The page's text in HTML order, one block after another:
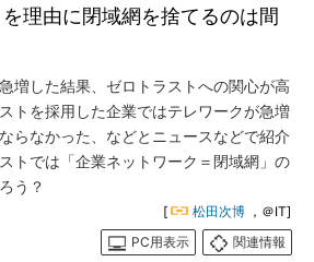
を理由に閉域網を捨てるのは間
増した結果、ゼロトラストへの関心が高
トを採用した企業ではテレワークが急増
らなかった、などとニュースなどで紹介
トでは「企業ネットワーク＝閉域網」の
う？
[ 松田次博 ，＠IT]
PC用表示
関連情報